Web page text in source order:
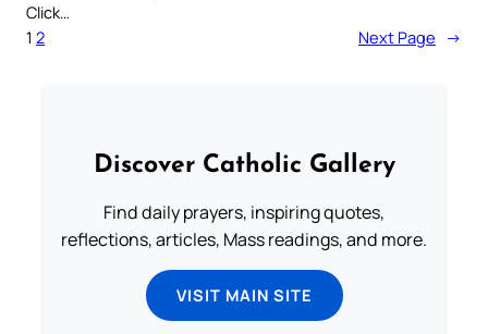
Click…
1 2 Next Page →
Discover Catholic Gallery
Find daily prayers, inspiring quotes,
reflections, articles, Mass readings, and more.
VISIT MAIN SITE